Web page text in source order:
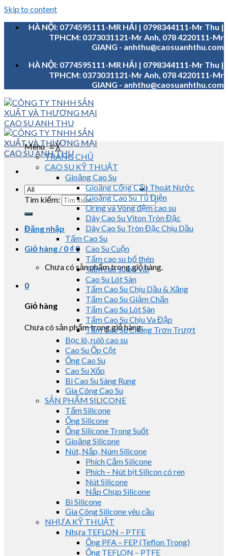
Skip to content
HÀ NỘI: 0774595111-MR HẢI | 0798344111-Mr Thu |
TPHCM: 0373031121-Mr Anh, 078 4220111-Mr
GIANG - anhthu@caosuanhthu.com
HÀ NỘI: 0774595111-MR HẢI | 0798344111-Mr Thu |
TPHCM: 0373031121-Mr Anh, 078 4220111-Mr
GIANG - anhthu@caosuanhthu.com
Tìm kiếm:
Đăng nhập
Giỏ hàng /0 ₫ 0
Chưa có sản phẩm trong giỏ hàng.
0
Giỏ hàng
Chưa có sản phẩm trong giỏ hàng.
Menu≡╳
TRANG CHỦ
CAO SU KỸ THUẬT
Gioăng Cao Su
Gioăng Cống Cấp Thoát Nước
Gioăng Cao Su Tủ Điện
Oring và Vòng đệm cao su
Dây Cao Su Viton Tròn Đặc
Dây Cao Su Tròn Đặc Chịu Dầu
Tấm Cao Su
Cao Su Cuộn
Tấm cao su bố thép
Tấm cao su bố vải
Cao Su Lót Sàn
Tấm Cao Su Chịu Dầu & Xăng
Tấm Cao Su Giảm Chấn
Tấm Cao Su Lót Sàn
Tấm Cao Su Chịu Va Đập
Tấm Cao Su Chống Trơn Trượt
Bọc lô, rulô cao su
Cao Su Ốp Cột
Ống Cao Su
Cao Su Xốp
Bi Cao Su Sàng Rung
Gia Công Cao Su
SẢN PHẨM SILICONE
Tấm Silicone
Ống Silicone
Ống Silicone Trong Suốt
Gioăng Silicone
Nút, Nắp, Núm Silicone
Phích Cắm Silicone
Phích – Nút bịt Silicon có ren
Nút Silicone
Nắp Chụp Silicone
Bi Silicone
Gia Công Silicone yêu cầu
NHỰA KỸ THUẬT
Nhựa TEFLON – PTFE
Ống PFA – FEP (Teflon Trong)
Ống TEFLON – PTFE